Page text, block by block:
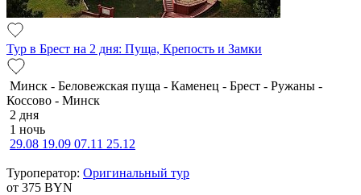
Тур в Брест на 2 дня: Пуща, Крепость и Замки
Минск - Беловежская пуща - Каменец - Брест - Ружаны -
Коссово - Минск
2 дня
1 ночь
29.08 19.09 07.11 25.12
Туроператор: Оригинальный тур
от 375 BYN